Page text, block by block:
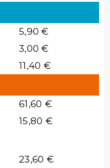
5,90 €
3,00 €
11,40 €
61,60 €
15,80 €
23,60 €